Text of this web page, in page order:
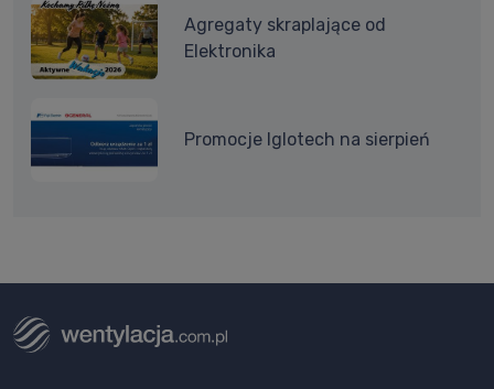
Agregaty skraplające od
Elektronika
Promocje Iglotech na sierpień